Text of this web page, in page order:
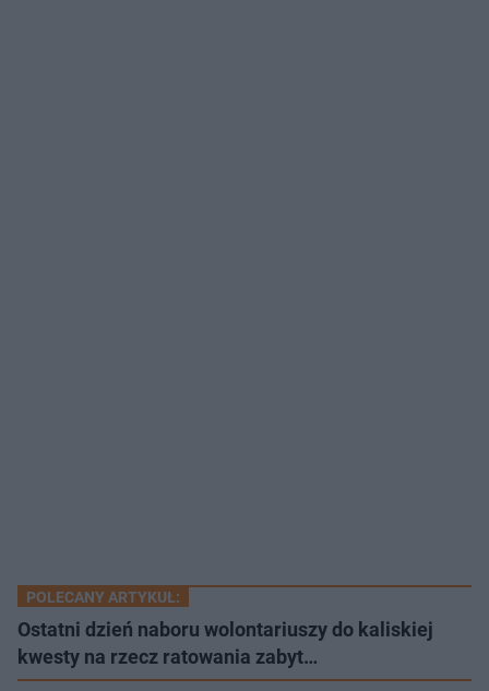
POLECANY ARTYKUŁ:
Ostatni dzień naboru wolontariuszy do kaliskiej
kwesty na rzecz ratowania zabyt…